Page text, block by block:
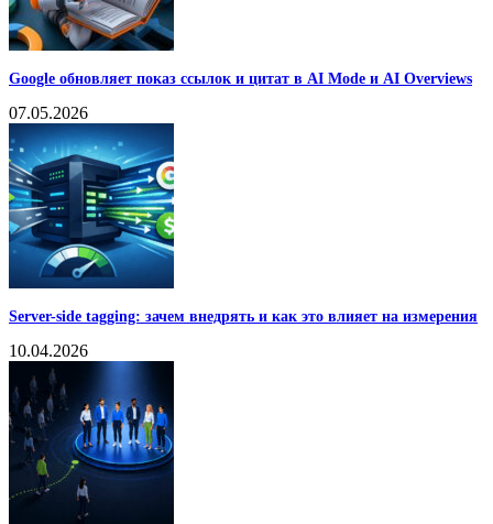
Google обновляет показ ссылок и цитат в AI Mode и AI Overviews
07.05.2026
Server-side tagging: зачем внедрять и как это влияет на измерения
10.04.2026